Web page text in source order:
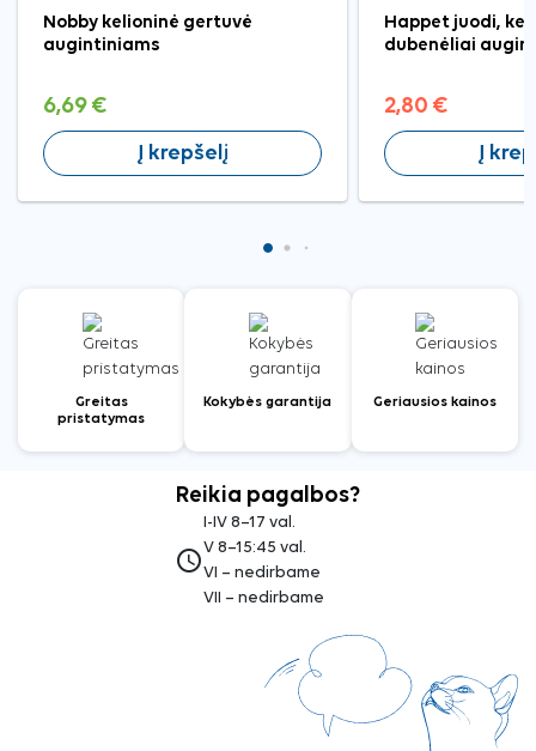
Nobby kelioninė gertuvė
augintiniams
6,69 €
Į krepšelį
Happet juodi,
dubenėliai
2,80 €
Į
Greitas
pristatymas
Kokybės garantija Geriausios kainos
Reikia pagalbos?
access_time
I-IV 8–17 val.
V 8–15:45 val.
VI – nedirbame
VII – nedirbame